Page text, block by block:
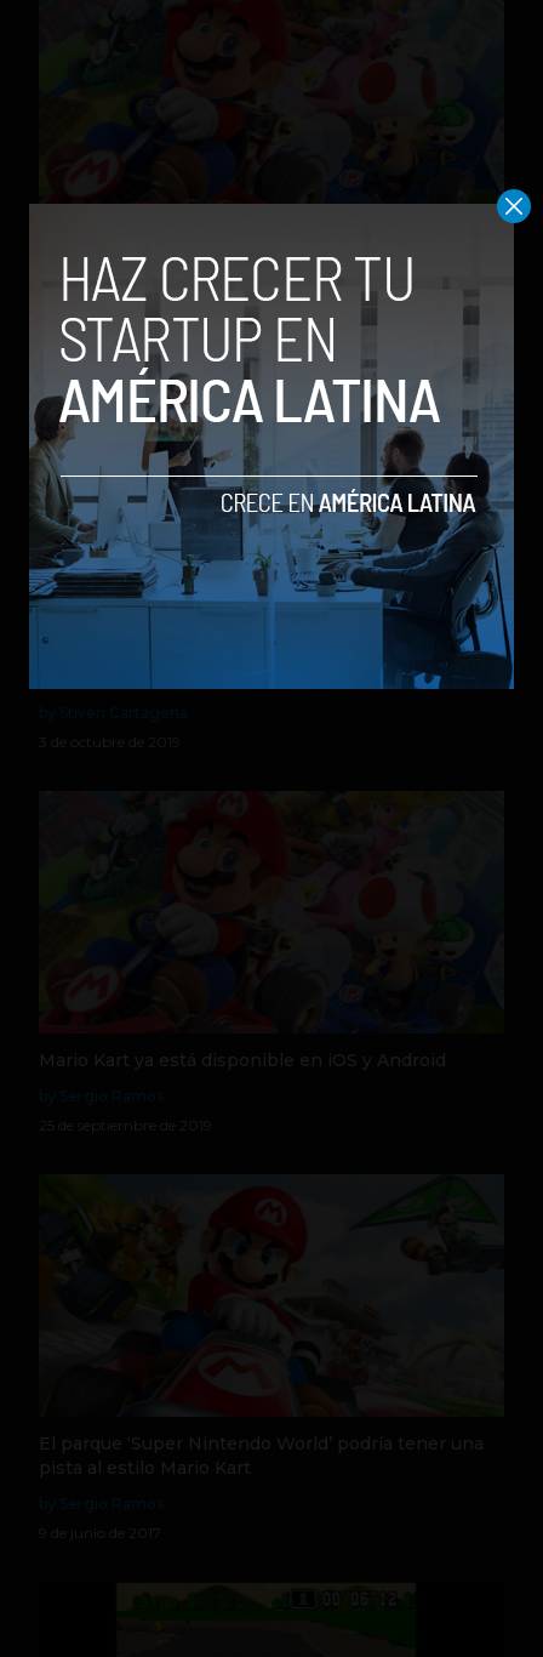
horizontal
by Social Geek
20 de julio de 2020
Mario Kart Tour: el videojuego más descargado de
Nintendo es el que menos vende
3 de octubre de 2019
Mario Kart ya está disponible en iOS y Android
25 de septiembre de 2019
El parque ‘Super Nintendo World’ podría tener una
pista al estilo Mario Kart
9 de junio de 2017